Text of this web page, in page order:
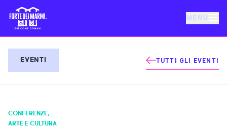
MENU
EVENTI
NOTIZIE
EVENTI TUTTI GLI EVENTI
CONFERENZE,
ARTE E CULTURA